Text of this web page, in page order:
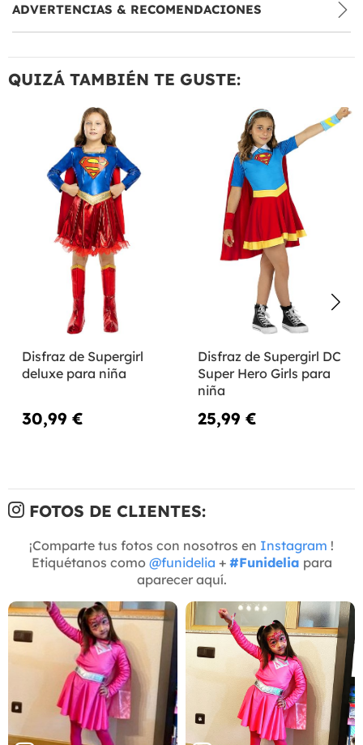
ADVERTENCIAS & RECOMENDACIONES
QUIZÁ TAMBIÉN TE GUSTE:
Disfraz de Supergirl
deluxe para niña
30,99 €
Disfraz de Supergirl DC
Super Hero Girls para
niña
25,99 €
FOTOS DE CLIENTES:
¡Comparte tus fotos con nosotros en Instagram !
Etiquétanos como @funidelia + #Funidelia para
aparecer aquí.